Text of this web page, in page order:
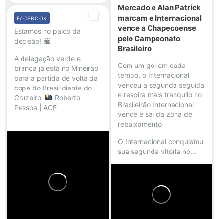
Mercado e Alan Patrick
marcam e Internacional
vence a Chapecoense
pelo Campeonato
Brasileiro
Com um gol em cada
tempo, o Internacional
venceu a segunda seguida
e respira mais tranquilo no
Brasileirão Internacional
vence e sai da zona de
rebaixamento
O Internacional conquistou
sua segunda vitória no...
Estamos no palco da
decisão!
A delegação verde e
branca já está no Mineirão
para a partida de volta da
copa do Brasil diante do
Cruzeiro.
Roberto
Pessoa | ACF
FACEBOOK